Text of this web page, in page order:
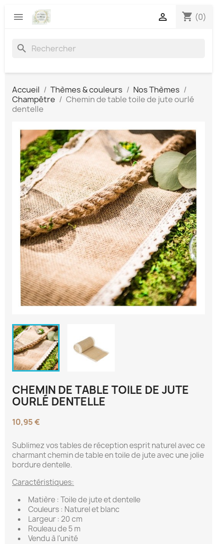
 shopping_cart (0)

search
Accueil Thèmes & couleurs
Nos Thèmes
Champêtre
Chemin de table toile de jute ourlé
dentelle
CHEMIN DE TABLE TOILE DE JUTE
OURLÉ DENTELLE
10,95 €
Sublimez vos tables de réception esprit naturel avec ce
charmant chemin de table en toile de jute avec une jolie
bordure dentelle.
Caractéristiques:
Matière : Toile de jute et dentelle
Couleurs : Naturel et blanc
Largeur : 20 cm
Rouleau de 5 m
Vendu à l'unité